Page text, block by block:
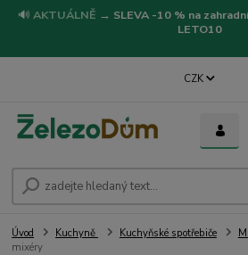
🔊 AKTUÁLNĚ → SLEVA -10 % na
LETO10
CZK
Úvod Kuchyně Kuchyňské spotřebiče
mixéry